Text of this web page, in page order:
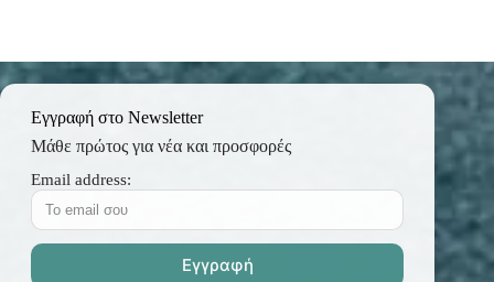
Εγγραφή στο Newsletter
Μάθε πρώτος για νέα και προσφορές
Email address: